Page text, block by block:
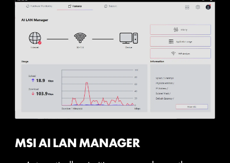
MSI AI LAN MANAGER
Connect multiple Thunderbolt™ devices in a daisy
chain, allowing data, power, and video signals to
flow from the computer to up to five accessories.
Alternatively, use a Thunderbolt™ hub or dock to
consolidate all accessories into a single connection
to your Thunderbolt™ computer.
โปรดยอมรับคุกกี้ YouTube เพื่อดูวิดีโอนี้
โปรดยอมรับคุกกี้ YouTube เพื่อดูวิดีโอนี้